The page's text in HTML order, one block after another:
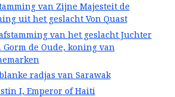
van Zijne Majesteit de
uit het geslacht Von Quast
van het geslacht Juchter
Gorm de Oude, koning van
radjas van Sarawak
I, Emperor of Haiti